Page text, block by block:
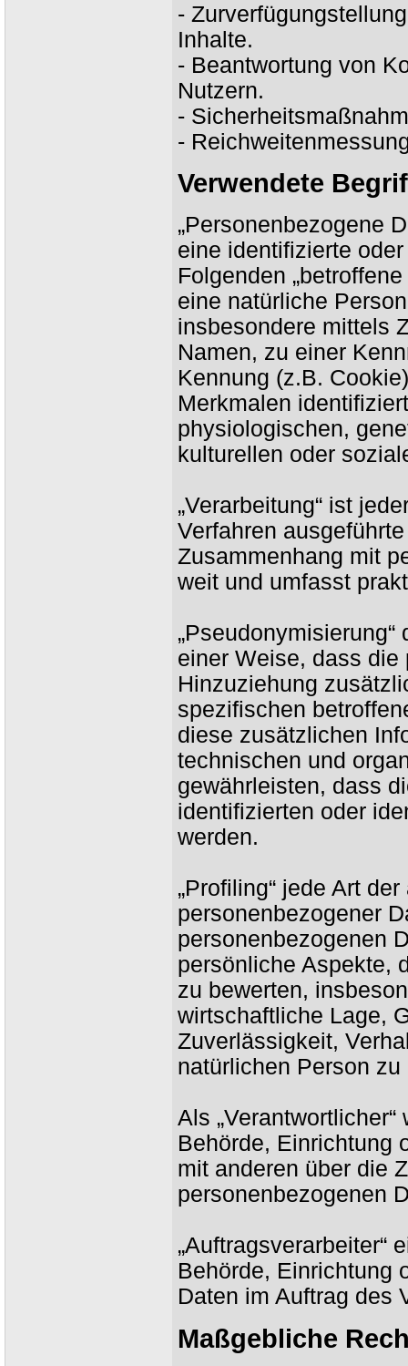
-
Inhalte.
- Beantwortung von
Nutzern.
-
-
Verwendete
„Personenbezogene
eine identifizierte
Folgenden
eine natürliche
insbesondere mittels
Namen, zu einer
Kennung (z.B.
Merkmalen
physiologischen,
kulturellen oder
„Verarbeitung“ ist
Verfahren
Zusammenhang mit
weit und umfasst
einer Weise, dass die
Hinzuziehung
spezifischen
diese zusätzlichen
technischen und
gewährleisten, dass
identifizierten oder
werden.
„Profiling“ jede Art
personenbezogener
personenbezogenen
persönliche Aspekte,
zu bewerten,
wirtschaftliche Lage,
Zuverlässigkeit,
natürlichen Person
Als
Behörde, Einrichtung
mit anderen über die
personenbezogenen
„Auftragsverarbeiter“
Behörde, Einrichtung
Daten im Auftrag des
Maßgebliche